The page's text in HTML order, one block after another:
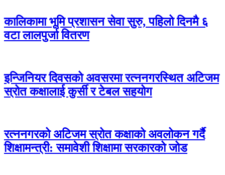
कालिकामा भूमि प्रशासन सेवा सुरु, पहिलो दिनमै ६
वटा लालपुर्जा वितरण
इन्जिनियर दिवसको अवसरमा रत्ननगरस्थित अटिजम
स्रोत कक्षालाई कुर्सी र टेबल सहयोग
रत्ननगरको अटिजम स्रोत कक्षाको अवलोकन गर्दै
शिक्षामन्त्री: समावेशी शिक्षामा सरकारको जोड